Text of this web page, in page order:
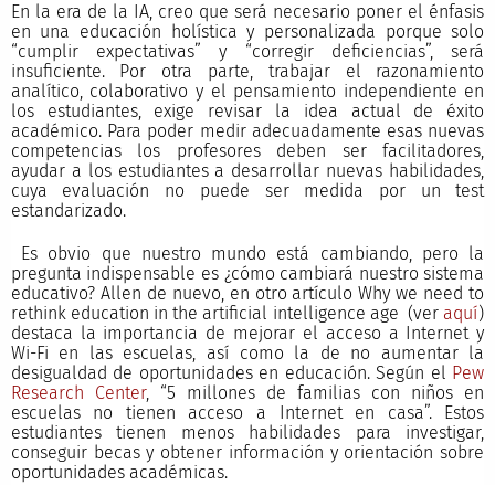
En la era de la IA, creo que será necesario poner el énfasis
en una educación holística y personalizada porque solo
“cumplir expectativas” y “corregir deficiencias”, será
insuficiente. Por otra parte, trabajar el razonamiento
analítico, colaborativo y el pensamiento independiente en
los estudiantes, exige revisar la idea actual de éxito
académico. Para poder medir adecuadamente esas nuevas
competencias los profesores deben ser facilitadores,
ayudar a los estudiantes a desarrollar nuevas habilidades,
cuya evaluación no puede ser medida por un test
estandarizado.
Es obvio que nuestro mundo está cambiando, pero la
pregunta indispensable es ¿cómo cambiará nuestro sistema
educativo? Allen de nuevo, en otro artículo Why we need to
rethink education in the artificial intelligence age (ver aquí)
destaca la importancia de mejorar el acceso a Internet y
Wi-Fi en las escuelas, así como la de no aumentar la
desigualdad de oportunidades en educación. Según el Pew
Research Center, “5 millones de familias con niños en
escuelas no tienen acceso a Internet en casa”. Estos
estudiantes tienen menos habilidades para investigar,
conseguir becas y obtener información y orientación sobre
oportunidades académicas.